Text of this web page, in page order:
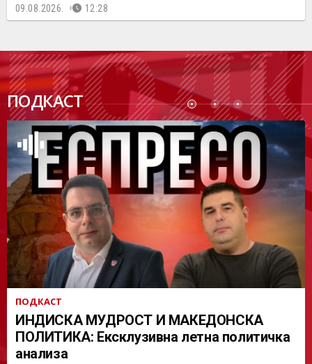
09.08.2026. 12:28
ПОДКАСТ
ПОДК
АСТ
ПОДКАСТ
ИНДИСКА МУДРОСТ И МАКЕДОНСКА
ПОЛИТИКА: Ексклузивна летна политичка
анализа